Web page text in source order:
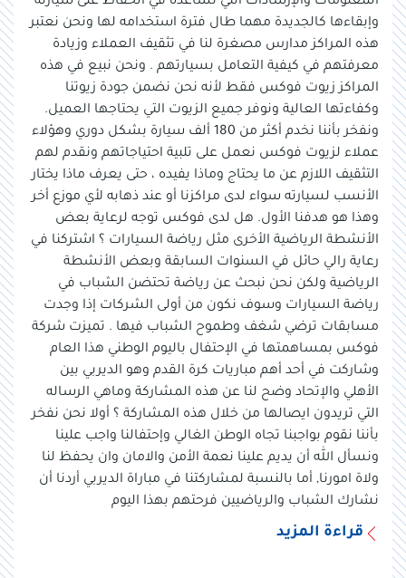
وإبقاءها كالجديدة مهما طال فترة استخدامه لها ونحن نعتبر
هذه المراكز مدارس مصغرة لنا في تثقيف العملاء وزيادة
معرفتهم في كيفية التعامل بسيارتهم . ونحن نبيع في هذه
المراكز زيوت فوكس فقط لأنه نحن نضمن جودة زيوتنا
وكفاءتها العالية ونوفر جميع الزيوت التي يحتاجها العميل.
ونفخر بأننا نخدم أكثر من 180 ألف سيارة بشكل دوري وهؤلاء
عملاء لزيوت فوكس نعمل على تلبية احتياجاتهم ونقدم لهم
التثقيف اللازم عن ما يحتاج وماذا يفيده ، حتى يعرف ماذا يختار
الأنسب لسيارته سواء لدى مراكزنا أو عند ذهابه لأي موزع أخر
وهذا هو هدفنا الأول. هل لدى فوكس توجه لرعاية بعض
الأنشطة الرياضية الأخرى مثل رياضة السيارات ؟ اشتركنا في
رعاية رالي حائل في السنوات السابقة وبعض الأنشطة
الرياضية ولكن نحن نبحث عن رياضة تحتضن الشباب في
رياضة السيارات وسوف نكون من أولى الشركات إذا وجدت
مسابقات ترضي شغف وطموح الشباب فيها . تميزت شركة
فوكس بمساهمتها في الإحتفال باليوم الوطني هذا العام
وشاركت في أحد أهم مباريات كرة القدم وهو الديربي بين
الأهلي والإتحاد وضح لنا عن هذه المشاركة وماهي الرساله
التي تريدون ايصالها من خلال هذه المشاركة ؟ أولا نحن نفخر
بأننا نقوم بواجبنا تجاه الوطن الغالي وإحتفالنا واجب علينا
ونسأل الله أن يديم علينا نعمة الأمن والامان وان يحفظ لنا
ولاة امورنا, أما بالنسبة لمشاركتنا في مباراة الديربي أردنا أن
نشارك الشباب والرياضيين فرحتهم بهذا اليوم
قراءة المزيد